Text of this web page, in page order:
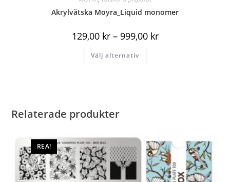
Akrylvätska Moyra_Liquid monomer
129,00 kr – 999,00 kr
Välj alternativ
Relaterade produkter
REA!